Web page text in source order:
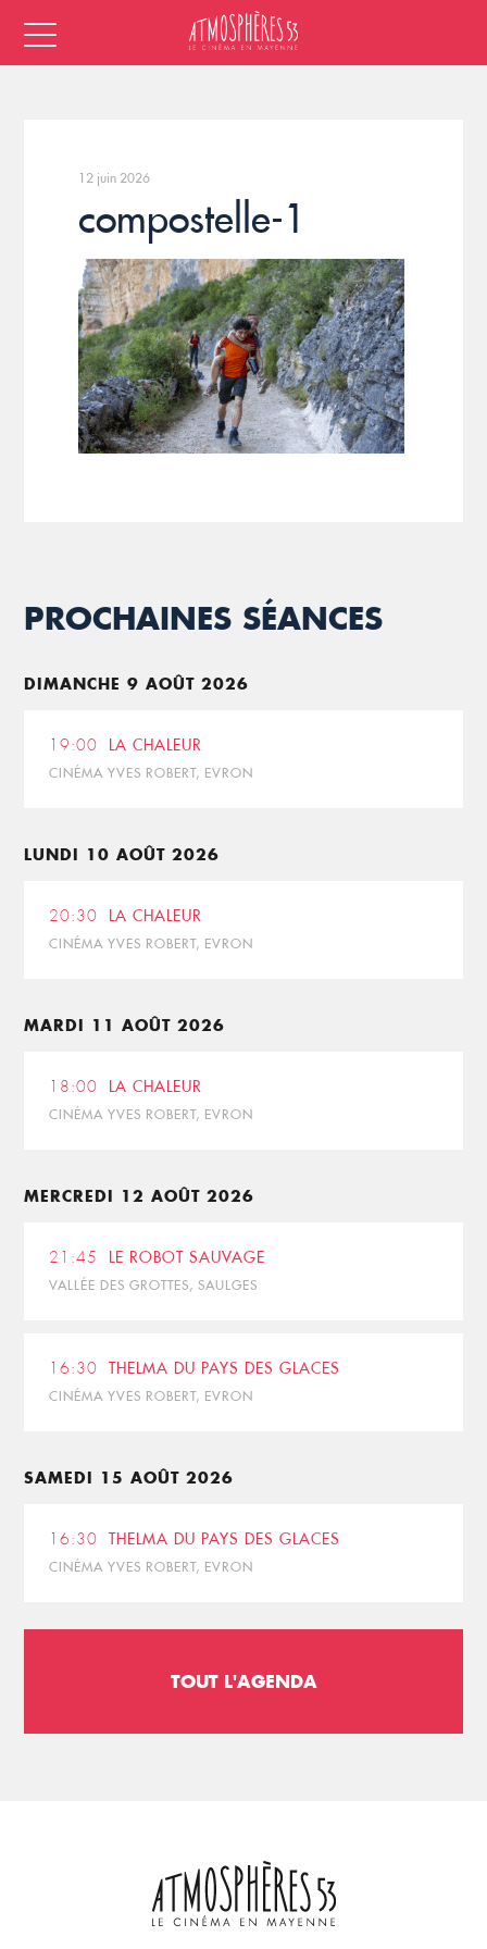
12 juin 2026
compostelle-1
PROCHAINES SÉANCES
DIMANCHE 9 AOÛT 2026
19:00 LA CHALEUR
CINÉMA YVES ROBERT, EVRON
LUNDI 10 AOÛT 2026
20:30 LA CHALEUR
CINÉMA YVES ROBERT, EVRON
MARDI 11 AOÛT 2026
18:00 LA CHALEUR
CINÉMA YVES ROBERT, EVRON
MERCREDI 12 AOÛT 2026
21:45 LE ROBOT SAUVAGE
VALLÉE DES GROTTES, SAULGES
16:30 THELMA DU PAYS DES GLACES
CINÉMA YVES ROBERT, EVRON
SAMEDI 15 AOÛT 2026
16:30 THELMA DU PAYS DES GLACES
CINÉMA YVES ROBERT, EVRON
TOUT L'AGENDA